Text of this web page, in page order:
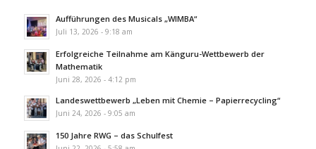
Aufführungen des Musicals „WIMBA“
Juli 13, 2026 - 9:18 am
Erfolgreiche Teilnahme am Känguru-Wettbewerb der
Mathematik
Juni 28, 2026 - 4:12 pm
Landeswettbewerb „Leben mit Chemie – Papierrecycling“
Juni 24, 2026 - 9:05 am
150 Jahre RWG – das Schulfest